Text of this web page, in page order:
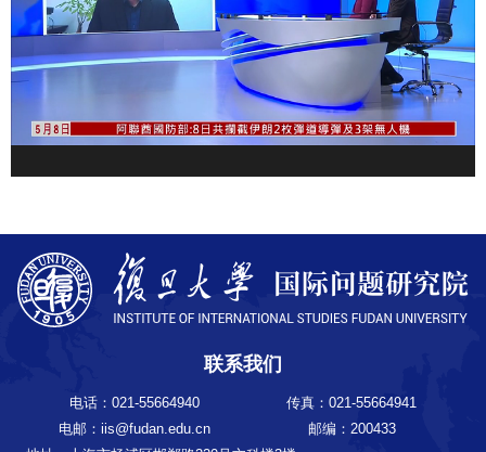
联系我们
电话：021-55664940
传真：021-55664941
电邮：iis@fudan.edu.cn
邮编：200433